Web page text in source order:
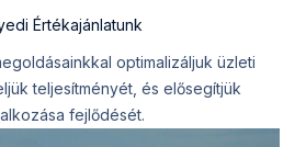
Értékajánlatunk
optimalizáljuk üzleti
teljesítményét, és elősegítjük
fejlődését.